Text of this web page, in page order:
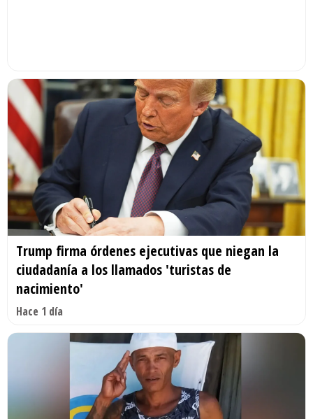
Trump firma órdenes ejecutivas que niegan la
ciudadanía a los llamados 'turistas de
nacimiento'
Hace 1 día